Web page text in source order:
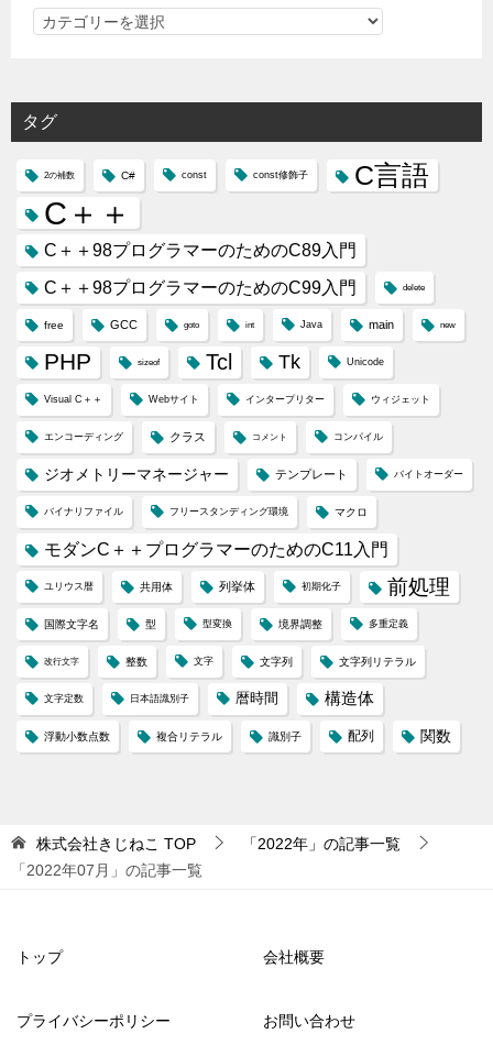
カ
リ
ー
タグ
2の補数 C# const const修飾子 C言語
C＋＋
C＋＋98プログラマーのためのC89入門
C＋＋98プログラマーのためのC99入門
delete
free GCC goto int Java main new
PHP sizeof Tcl Tk Unicode
Visual C＋＋ Webサイト インタープリター ウィジェット
エンコーディング クラス コメント コンパイル
ジオメトリーマネージャー テンプレート バイトオーダー
バイナリファイル フリースタンディング環境 マクロ
モダンC＋＋プログラマーのためのC11入門
ユリウス暦 共用体 列挙体 初期化子 前処理
国際文字名 型 型変換 境界調整 多重定義
改行文字 整数 文字 文字列 文字列リテラル
文字定数 日本語識別子 暦時間 構造体
浮動小数点数 複合リテラル 識別子 配列 関数
株式会社きじねこ TOP
「2022年」の記事一覧
「2022年07月」の記事一覧
トップ 会社概要
プライバシーポリシー お問い合わせ